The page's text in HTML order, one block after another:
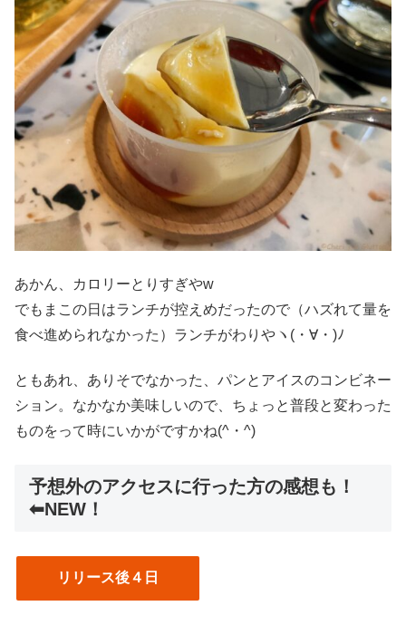
あかん、カロリーとりすぎやw
でもまこの日はランチが控えめだったので（ハズれて量を
食べ進められなかった）ランチがわりやヽ(・∀・)ﾉ
ともあれ、ありそでなかった、パンとアイスのコンビネー
ション。なかなか美味しいので、ちょっと普段と変わった
ものをって時にいかがですかね(^・^)
予想外のアクセスに行った方の感想も！
⬅︎NEW！
リリース後４日